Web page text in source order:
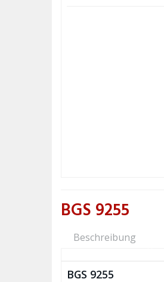
BGS 9255
Beschreibung
BGS 9255